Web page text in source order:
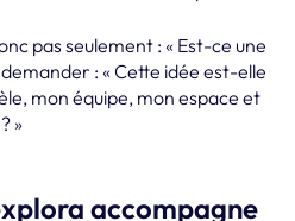
pas seulement : « Est-ce une
: « Cette idée est-elle
mon équipe, mon espace et
»
accompagne